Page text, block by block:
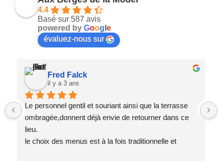
4.4
Basé sur 587 avis
powered by Goog e
évaluez-nous sur
Fred Falck
il y a 3 ans
Le personnel gentil et souriant ainsi que la terrasse
ombragée,donnent déjà envie de retourner dans ce
lieu.
le choix des menus est à la fois traditionnelle et